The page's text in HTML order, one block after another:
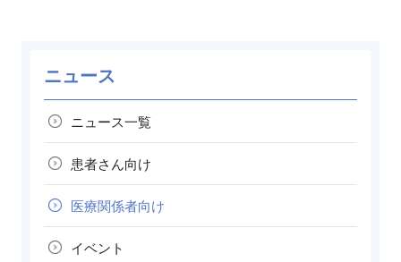
ニュース
ニュース一覧
患者さん向け
医療関係者向け
イベント